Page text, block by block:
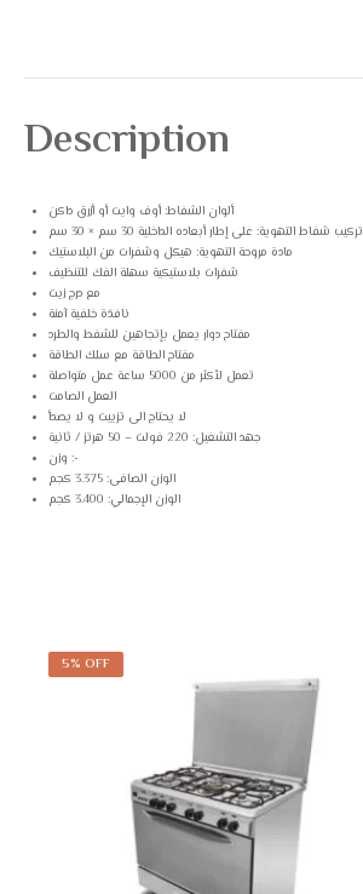
Description
ألوان الشفاط: أوف وايت أو أزرق داكن
تركيب شفاط التهوية: على إطار أبعاده الداخلية 30 سم × 30 سم
مادة مروحة التهوية: هيكل وشفرات من البلاستيك
شفرات بلاستيكية سهلة الفك للتنظيف
مع درج زيت
نافذة خلفية آمنة
مفتاح دوار يعمل بإتجاهين للشفط والطرد
مفتاح الطاقة مع سلك الطاقة
تعمل لأكثر من 5000 ساعة عمل متواصلة
العمل الصامت
لا يحتاج الى تزييت و لا يصدأ
جهد التشغيل: 220 فولت – 50 هرتز / ثانية
وزن :-
الوزن الصافى: 3.375 كجم
الوزن الإجمالي: 3.400 كجم
5% OFF